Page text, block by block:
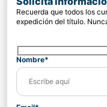
Recuerda que todos los
expedición del título.
Nombre*